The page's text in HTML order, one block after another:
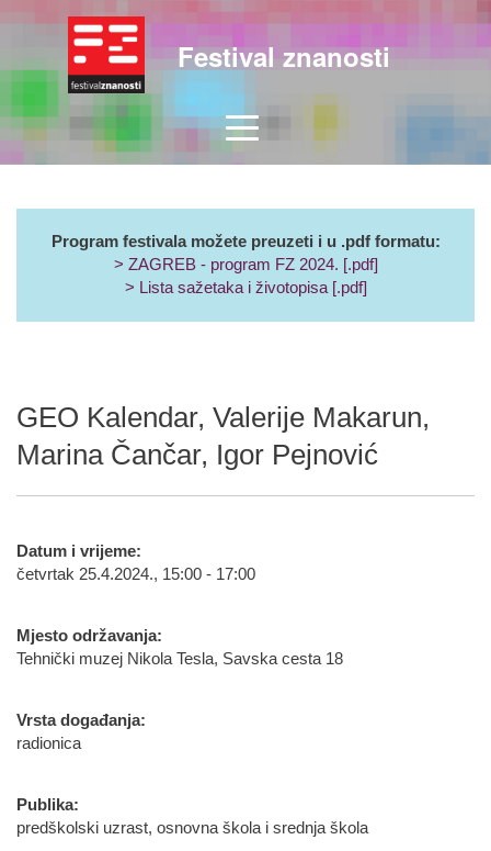
Festival znanosti
Program festivala možete preuzeti i u .pdf formatu:
> ZAGREB - program FZ 2024. [.pdf]
> Lista sažetaka i životopisa [.pdf]
GEO Kalendar, Valerije Makarun,
Marina Čančar, Igor Pejnović
Datum i vrijeme:
četvrtak 25.4.2024., 15:00 - 17:00
Mjesto održavanja:
Tehnički muzej Nikola Tesla, Savska cesta 18
Vrsta događanja:
radionica
Publika:
predškolski uzrast, osnovna škola i srednja škola